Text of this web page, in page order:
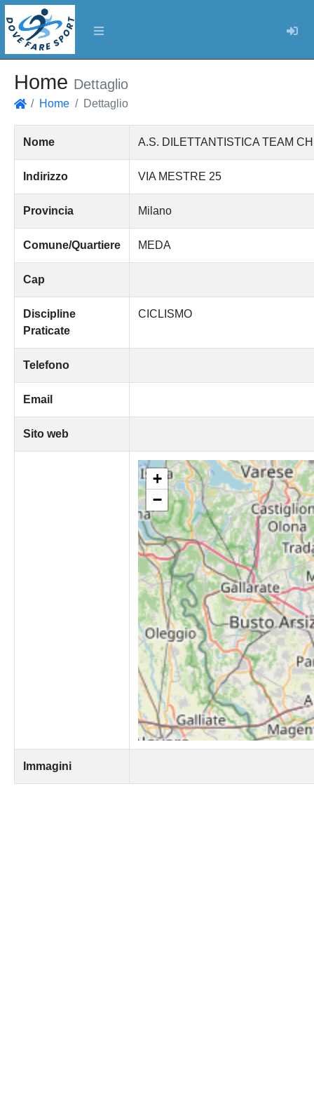
Home Dettaglio
Home Dettaglio
Nome A.S. DILETTANTISTICA TEAM
Indirizzo VIA MESTRE 25
Provincia Milano
Comune/Quartiere MEDA
Cap
Discipline
Praticate
CICLISMO
Telefono
Email
Sito web
+
−
Immagini